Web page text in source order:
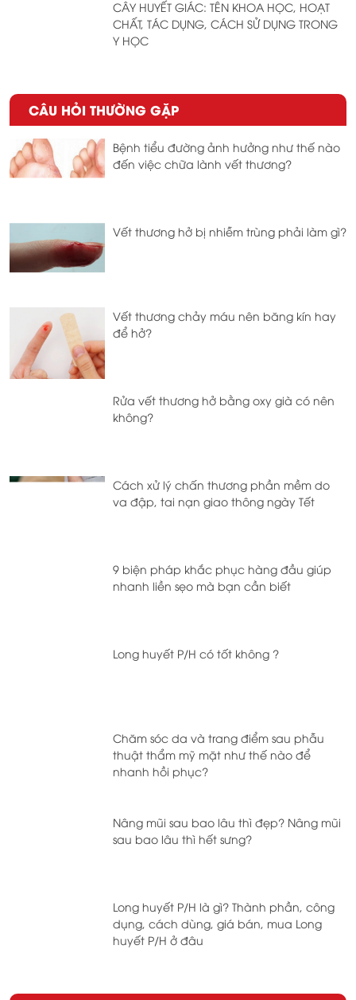
CÂY HUYẾT GIÁC: TÊN KHOA HỌC, HOẠT
CHẤT, TÁC DỤNG, CÁCH SỬ DỤNG TRONG
Y HỌC
CÂU HỎI THƯỜNG GẶP
Bệnh tiểu đường ảnh hưởng như thế nào
đến việc chữa lành vết thương?
Vết thương hở bị nhiễm trùng phải làm gì?
Vết thương chảy máu nên băng kín hay
để hở?
Rửa vết thương hở bằng oxy già có nên
không?
Cách xử lý chấn thương phần mềm do
va đập, tai nạn giao thông ngày Tết
9 biện pháp khắc phục hàng đầu giúp
nhanh liền sẹo mà bạn cần biết
Long huyết P/H có tốt không ?
Chăm sóc da và trang điểm sau phẫu
thuật thẩm mỹ mặt như thế nào để
nhanh hồi phục?
Nâng mũi sau bao lâu thì đẹp? Nâng mũi
sau bao lâu thì hết sưng?
Long huyết P/H là gì? Thành phần, công
dụng, cách dùng, giá bán, mua Long
huyết P/H ở đâu